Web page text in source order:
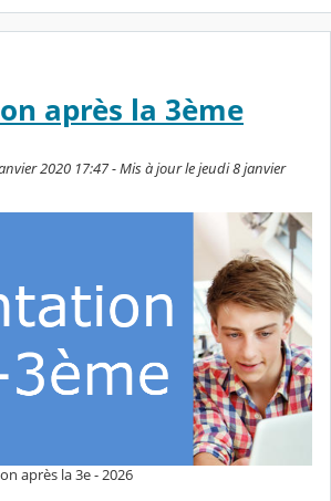
après la 3ème
2020 17:47 - Mis à jour le jeudi 8 janvier
après la 3e - 2026